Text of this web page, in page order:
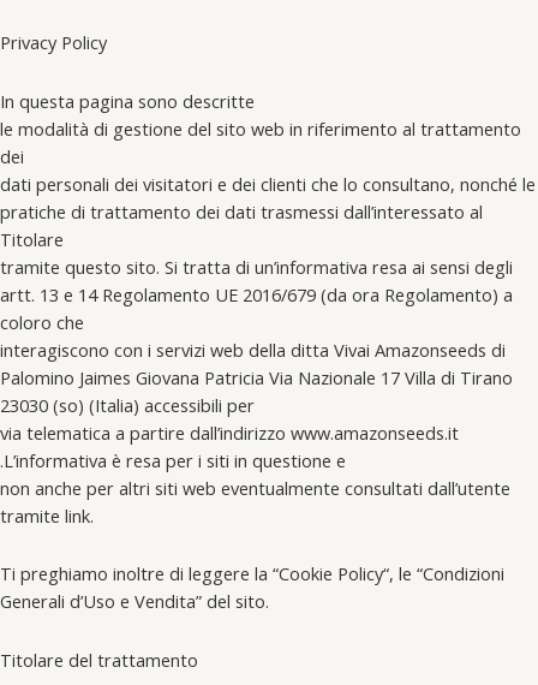
Privacy Policy
In questa pagina sono descritte
le modalità di gestione del sito web in riferimento al trattamento
dei
dati personali dei visitatori e dei clienti che lo consultano, nonché le
pratiche di trattamento dei dati trasmessi dall’interessato al
Titolare
tramite questo sito. Si tratta di un’informativa resa ai sensi degli
artt. 13 e 14 Regolamento UE 2016/679 (da ora Regolamento) a
coloro che
interagiscono con i servizi web della ditta Vivai Amazonseeds di
Palomino Jaimes Giovana Patricia Via Nazionale 17 Villa di Tirano
23030 (so) (Italia) accessibili per
via telematica a partire dall’indirizzo www.amazonseeds.it
.L’informativa è resa per i siti in questione e
non anche per altri siti web eventualmente consultati dall’utente
tramite link.
Ti preghiamo inoltre di leggere la “Cookie Policy“, le “Condizioni
Generali d’Uso e Vendita” del sito.
Titolare del trattamento